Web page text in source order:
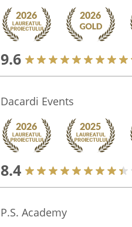
9.6
Dacardi Events
8.4
P.S. Academy